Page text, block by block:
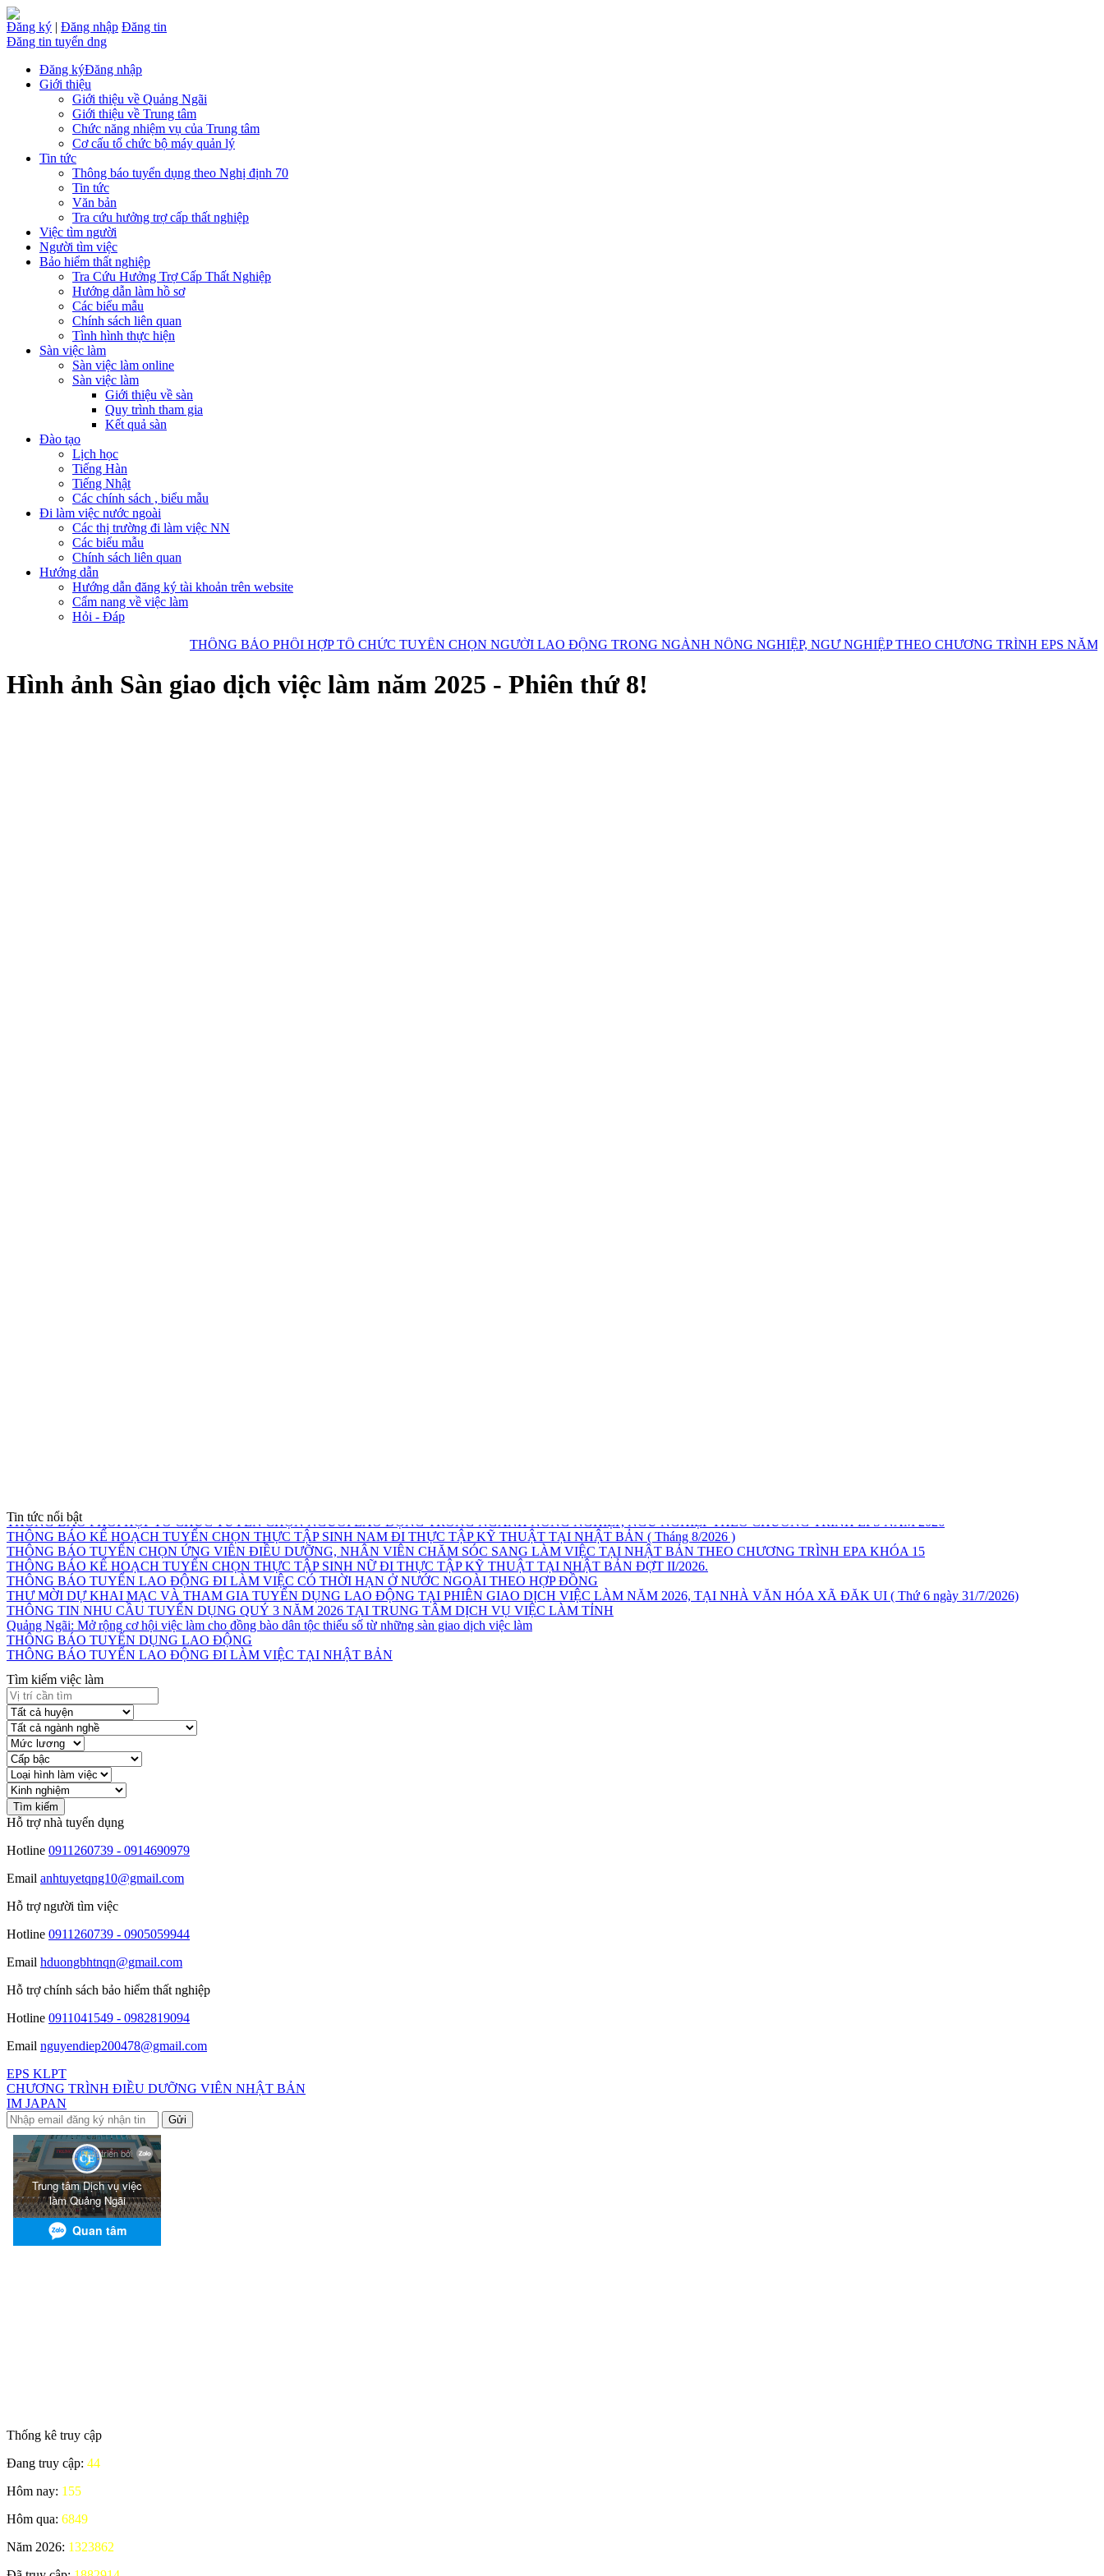
Đăng ký | Đăng nhập Đăng tin
Đăng tin tuyển dng
Đăng kýĐăng nhập
Giới thiệu
Giới thiệu về Quảng Ngãi
Giới thiệu về Trung tâm
Chức năng nhiệm vụ của Trung tâm
Cơ cấu tổ chức bộ máy quản lý
Tin tức
Thông báo tuyển dụng theo Nghị định 70
Tin tức
Văn bản
Tra cứu hưởng trợ cấp thất nghiệp
Việc tìm người
Người tìm việc
Bảo hiểm thất nghiệp
Tra Cứu Hưởng Trợ Cấp Thất Nghiệp
Hướng dẫn làm hồ sơ
Các biểu mẫu
Chính sách liên quan
Tình hình thực hiện
Sàn việc làm
Sàn việc làm online
Sàn việc làm
Giới thiệu về sàn
Quy trình tham gia
Kết quả sàn
Đào tạo
Lịch học
Tiếng Hàn
Tiếng Nhật
Các chính sách , biểu mẫu
Đi làm việc nước ngoài
Các thị trường đi làm việc NN
Các biểu mẫu
Chính sách liên quan
Hướng dẫn
Hướng dẫn đăng ký tài khoản trên website
Cẩm nang về việc làm
Hỏi - Đáp
THÔNG BÁO PHỐI HỢP TỔ CHỨC TUYỂN CHỌN NGƯỜI LAO ĐỘNG TRONG NGÀNH NÔNG NGHIỆP, NGƯ NGHIỆP THEO CHƯƠNG TRÌNH EPS NĂM 2026
Hình ảnh Sàn giao dịch việc làm năm 2025 - Phiên thứ 8!
Tin tức nổi bật
THÔNG BÁO KẾ HOẠCH TUYỂN CHỌN THỰC TẬP SINH NAM ĐI THỰC TẬP KỸ THUẬT TẠI NHẬT BẢN ( Tháng 8/2026 )
THÔNG BÁO TUYỂN CHỌN ỨNG VIÊN ĐIỀU DƯỠNG, NHÂN VIÊN CHĂM SÓC SANG LÀM VIỆC TẠI NHẬT BẢN THEO CHƯƠNG TRÌNH EPA KHÓA 15
THÔNG BÁO KẾ HOẠCH TUYỂN CHỌN THỰC TẬP SINH NỮ ĐI THỰC TẬP KỸ THUẬT TẠI NHẬT BẢN ĐỢT II/2026.
THÔNG BÁO TUYỂN LAO ĐỘNG ĐI LÀM VIỆC CÓ THỜI HẠN Ở NƯỚC NGOÀI THEO HỢP ĐỒNG
THƯ MỜI DỰ KHAI MẠC VÀ THAM GIA TUYỂN DỤNG LAO ĐỘNG TẠI PHIÊN GIAO DỊCH VIỆC LÀM NĂM 2026, TẠI NHÀ VĂN HÓA XÃ ĐĂK UI ( Thứ 6 ngày 31/7/2026)
THÔNG TIN NHU CẦU TUYỂN DỤNG QUÝ 3 NĂM 2026 TẠI TRUNG TÂM DỊCH VỤ VIỆC LÀM TỈNH
Quảng Ngãi: Mở rộng cơ hội việc làm cho đồng bào dân tộc thiểu số từ những sàn giao dịch việc làm
THÔNG BÁO TUYỂN DỤNG LAO ĐỘNG
THÔNG BÁO TUYỂN LAO ĐỘNG ĐI LÀM VIỆC TẠI NHẬT BẢN
Tìm kiếm việc làm
Hỗ trợ nhà tuyển dụng
Hotline 0911260739 - 0914690979
Email anhtuyetqng10@gmail.com
Hỗ trợ người tìm việc
Hotline 0911260739 - 0905059944
Email hduongbhtnqn@gmail.com
Hỗ trợ chính sách bảo hiểm thất nghiệp
Hotline 0911041549 - 0982819094
Email nguyendiep200478@gmail.com
EPS KLPT
CHƯƠNG TRÌNH ĐIỀU DƯỠNG VIÊN NHẬT BẢN
IM JAPAN
Gửi
Thống kê truy cập
Đang truy cập: 44
Hôm nay: 155
Hôm qua: 6849
Năm 2026: 1323862